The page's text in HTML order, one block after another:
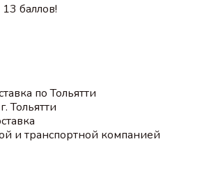
баллов!
по Тольятти
Тольятти
и транспортной компанией